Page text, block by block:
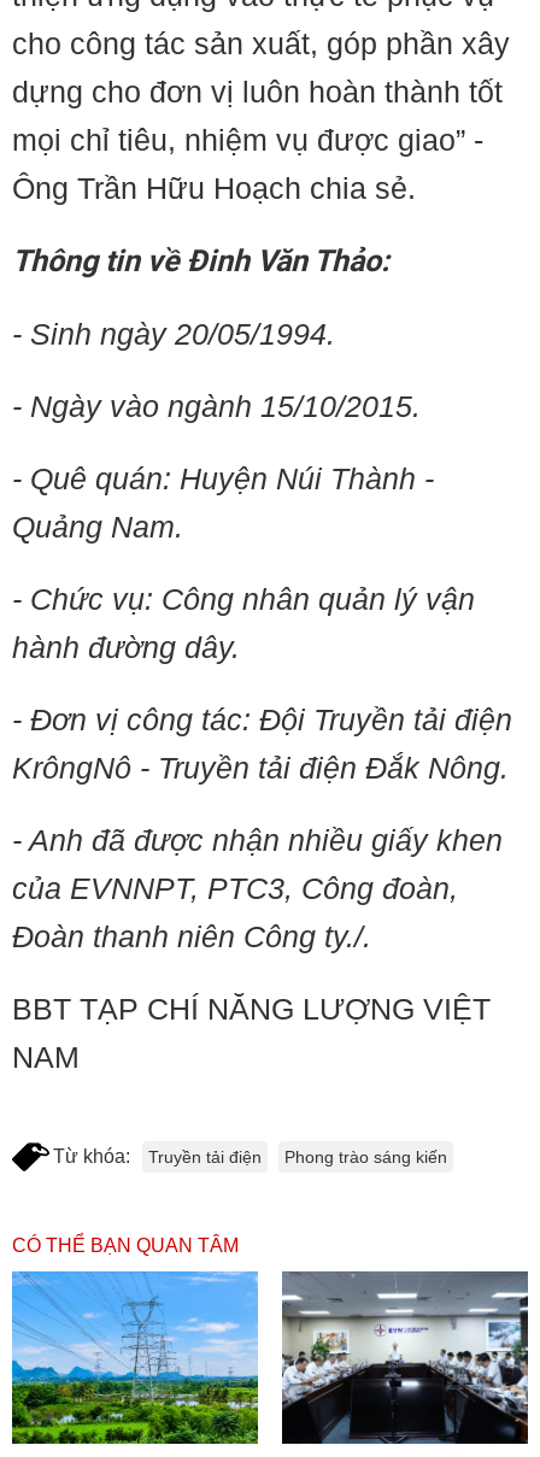
cho công tác sản xuất, góp phần xây
dựng cho đơn vị luôn hoàn thành tốt
mọi chỉ tiêu, nhiệm vụ được giao” -
Ông Trần Hữu Hoạch chia sẻ.
Thông tin về Đinh Văn Thảo:
- Sinh ngày 20/05/1994.
- Ngày vào ngành 15/10/2015.
- Quê quán: Huyện Núi Thành -
Quảng Nam.
- Chức vụ: Công nhân quản lý vận
hành đường dây.
- Đơn vị công tác: Đội Truyền tải điện
KrôngNô - Truyền tải điện Đắk Nông.
- Anh đã được nhận nhiều giấy khen
của EVNNPT, PTC3, Công đoàn,
Đoàn thanh niên Công ty./.
BBT TẠP CHÍ NĂNG LƯỢNG VIỆT
NAM
Từ khóa: Truyền tải điện Phong trào sáng kiến
CÓ THỂ BẠN QUAN TÂM